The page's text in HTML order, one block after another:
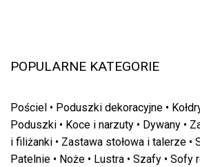
POPULARNE KATEGORIE
Pościel • Poduszki dekoracyjne •
Poduszki • Koce i narzuty • Dywany •
i filiżanki • Zastawa stołowa i talerze •
Patelnie • Noże • Lustra • Szafy • Sofy